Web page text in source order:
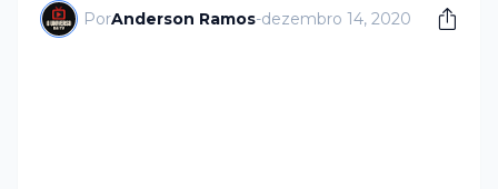
PorAnderson Ramos-dezembro 14, 2020